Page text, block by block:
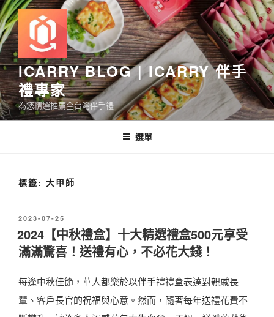
跳
至
主
要
內
容
ICARRY BLOG | ICARRY 伴手
禮專家
為您精選推薦全台灣伴手禮
選單
標籤: 大甲師
發
佈
於
2023-07-25
2024【中秋禮盒】十大精選禮盒500元享受
滿滿驚喜！送禮有心，不必花大錢！
每逢中秋佳節，華人都樂於以伴手禮禮盒表達對親戚長
輩、客戶長官的祝福與心意。然而，隨著每年送禮花費不